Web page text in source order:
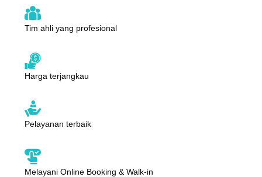
Tim ahli yang profesional
Harga terjangkau
Pelayanan terbaik
Melayani Online Booking & Walk-in